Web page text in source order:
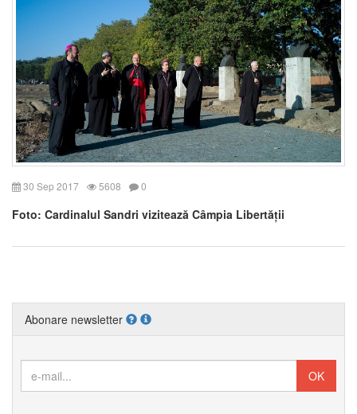
30 Sep 2017 5608 0
Foto: Cardinalul Sandri vizitează Câmpia Libertății
Abonare newsletter